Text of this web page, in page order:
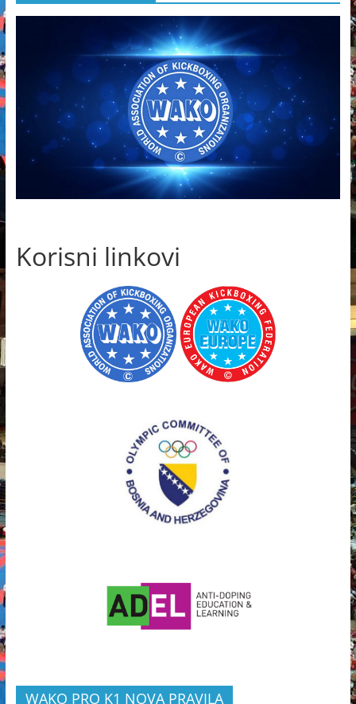
Korisni linkovi
WAKO PRO K1 NOVA PRAVILA